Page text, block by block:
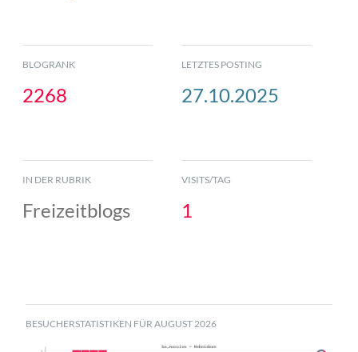
BLOGRANK
2268
LETZTES POSTING
27.10.2025
IN DER RUBRIK
Freizeitblogs
VISITS/TAG
1
BESUCHERSTATISTIKEN FÜR AUGUST 2026